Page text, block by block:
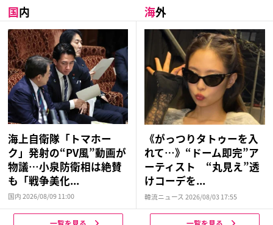
国内
海上自衛隊「トマホー
ク」発射の“PV風”動画が
物議…小泉防衛相は絶賛
も「戦争美化...
国内 2026/08/09 11:00
海外
《がっつりタトゥーを入
れて…》“ドーム即完”ア
ーティスト “丸見え”透
けコーデを...
韓流ニュース 2026/08/03 17:55